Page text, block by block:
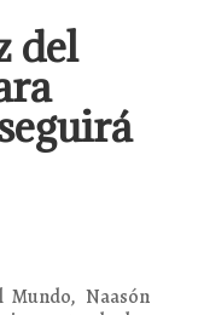
del
Naasón